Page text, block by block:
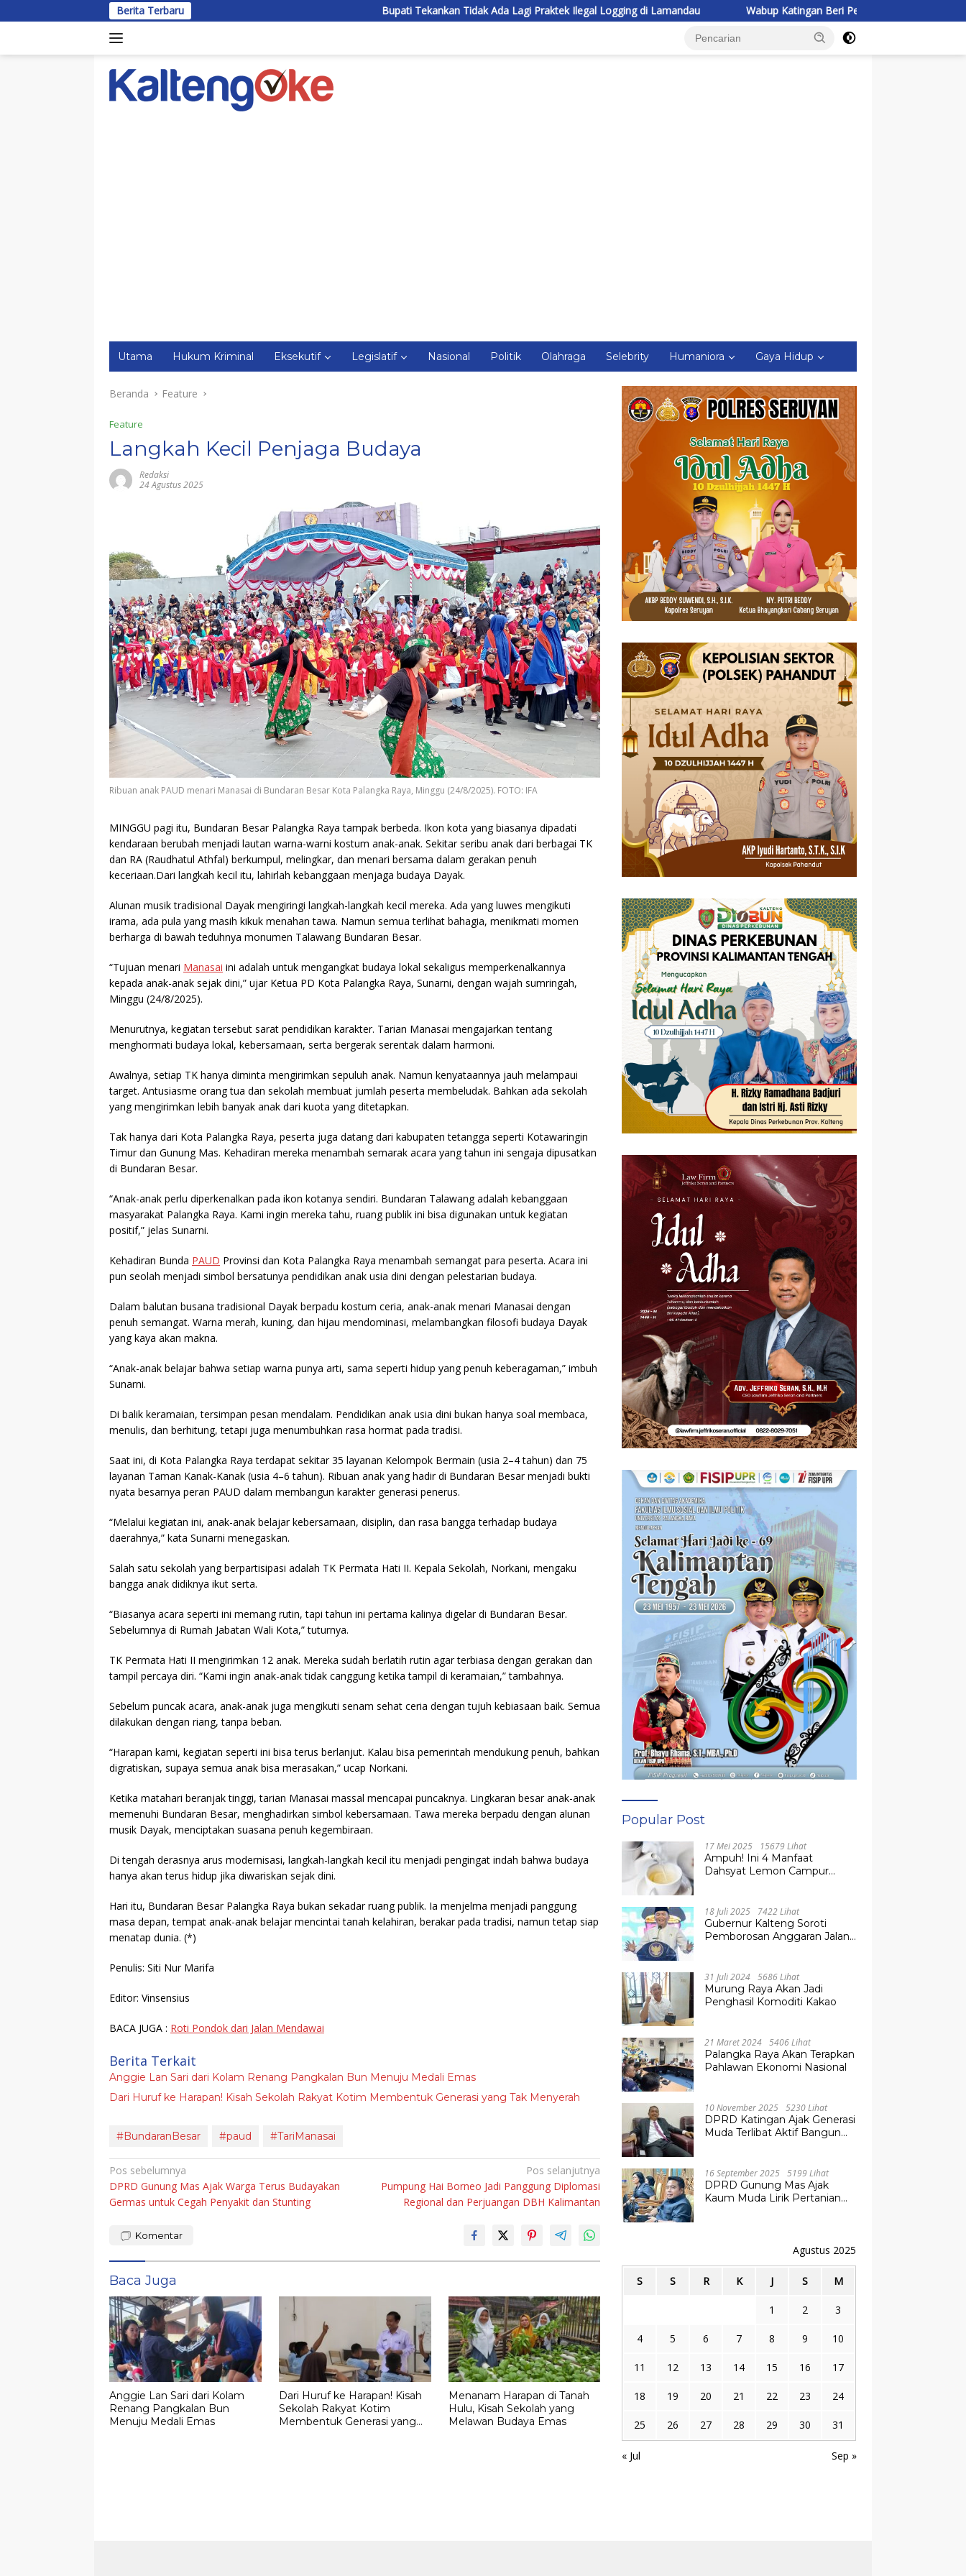
ke
Berita Terbaru Bupati Tekankan Tidak Ada Lagi Praktek Ilegal Logging di Lamandau Wabup Katingan Beri Pembekalan Kontingen Jambore Nasional
Utama Hukum Kriminal Eksekutif Legislatif Nasional Politik Olahraga Selebrity Humaniora Gaya Hidup
Beranda Feature
Feature
Langkah Kecil Penjaga Budaya
Redaksi
24 Agustus 2025
Ribuan anak PAUD menari Manasai di Bundaran Besar Kota Palangka Raya, Minggu (24/8/2025). FOTO: IFA
MINGGU pagi itu, Bundaran Besar Palangka Raya tampak berbeda. Ikon kota yang biasanya dipadati
kendaraan berubah menjadi lautan warna-warni kostum anak-anak. Sekitar seribu anak dari berbagai TK
dan RA (Raudhatul Athfal) berkumpul, melingkar, dan menari bersama dalam gerakan penuh
keceriaan.Dari langkah kecil itu, lahirlah kebanggaan menjaga budaya Dayak.
Alunan musik tradisional Dayak mengiringi langkah-langkah kecil mereka. Ada yang luwes mengikuti
irama, ada pula yang masih kikuk menahan tawa. Namun semua terlihat bahagia, menikmati momen
berharga di bawah teduhnya monumen Talawang Bundaran Besar.
“Tujuan menari Manasai ini adalah untuk mengangkat budaya lokal sekaligus memperkenalkannya
kepada anak-anak sejak dini,” ujar Ketua PD Kota Palangka Raya, Sunarni, dengan wajah sumringah,
Minggu (24/8/2025).
Menurutnya, kegiatan tersebut sarat pendidikan karakter. Tarian Manasai mengajarkan tentang
menghormati budaya lokal, kebersamaan, serta bergerak serentak dalam harmoni.
Awalnya, setiap TK hanya diminta mengirimkan sepuluh anak. Namun kenyataannya jauh melampaui
target. Antusiasme orang tua dan sekolah membuat jumlah peserta membeludak. Bahkan ada sekolah
yang mengirimkan lebih banyak anak dari kuota yang ditetapkan.
Tak hanya dari Kota Palangka Raya, peserta juga datang dari kabupaten tetangga seperti Kotawaringin
Timur dan Gunung Mas. Kehadiran mereka menambah semarak acara yang tahun ini sengaja dipusatkan
di Bundaran Besar.
“Anak-anak perlu diperkenalkan pada ikon kotanya sendiri. Bundaran Talawang adalah kebanggaan
masyarakat Palangka Raya. Kami ingin mereka tahu, ruang publik ini bisa digunakan untuk kegiatan
positif,” jelas Sunarni.
Kehadiran Bunda PAUD Provinsi dan Kota Palangka Raya menambah semangat para peserta. Acara ini
pun seolah menjadi simbol bersatunya pendidikan anak usia dini dengan pelestarian budaya.
Dalam balutan busana tradisional Dayak berpadu kostum ceria, anak-anak menari Manasai dengan
penuh semangat. Warna merah, kuning, dan hijau mendominasi, melambangkan filosofi budaya Dayak
yang kaya akan makna.
“Anak-anak belajar bahwa setiap warna punya arti, sama seperti hidup yang penuh keberagaman,” imbuh
Sunarni.
Di balik keramaian, tersimpan pesan mendalam. Pendidikan anak usia dini bukan hanya soal membaca,
menulis, dan berhitung, tetapi juga menumbuhkan rasa hormat pada tradisi.
Saat ini, di Kota Palangka Raya terdapat sekitar 35 layanan Kelompok Bermain (usia 2–4 tahun) dan 75
layanan Taman Kanak-Kanak (usia 4–6 tahun). Ribuan anak yang hadir di Bundaran Besar menjadi bukti
nyata besarnya peran PAUD dalam membangun karakter generasi penerus.
“Melalui kegiatan ini, anak-anak belajar kebersamaan, disiplin, dan rasa bangga terhadap budaya
daerahnya,” kata Sunarni menegaskan.
Salah satu sekolah yang berpartisipasi adalah TK Permata Hati II. Kepala Sekolah, Norkani, mengaku
bangga anak didiknya ikut serta.
“Biasanya acara seperti ini memang rutin, tapi tahun ini pertama kalinya digelar di Bundaran Besar.
Sebelumnya di Rumah Jabatan Wali Kota,” tuturnya.
TK Permata Hati II mengirimkan 12 anak. Mereka sudah berlatih rutin agar terbiasa dengan gerakan dan
tampil percaya diri. “Kami ingin anak-anak tidak canggung ketika tampil di keramaian,” tambahnya.
Sebelum puncak acara, anak-anak juga mengikuti senam sehat ceria dengan tujuh kebiasaan baik. Semua
dilakukan dengan riang, tanpa beban.
“Harapan kami, kegiatan seperti ini bisa terus berlanjut. Kalau bisa pemerintah mendukung penuh, bahkan
digratiskan, supaya semua anak bisa merasakan,” ucap Norkani.
Ketika matahari beranjak tinggi, tarian Manasai massal mencapai puncaknya. Lingkaran besar anak-anak
memenuhi Bundaran Besar, menghadirkan simbol kebersamaan. Tawa mereka berpadu dengan alunan
musik Dayak, menciptakan suasana penuh kegembiraan.
Di tengah derasnya arus modernisasi, langkah-langkah kecil itu menjadi pengingat indah bahwa budaya
hanya akan terus hidup jika diwariskan sejak dini.
Hari itu, Bundaran Besar Palangka Raya bukan sekadar ruang publik. Ia menjelma menjadi panggung
masa depan, tempat anak-anak belajar mencintai tanah kelahiran, berakar pada tradisi, namun tetap siap
menatap dunia. (*)
Penulis: Siti Nur Marifa
Editor: Vinsensius
BACA JUGA : Roti Pondok dari Jalan Mendawai
Berita Terkait
Anggie Lan Sari dari Kolam Renang Pangkalan Bun Menuju Medali Emas
Dari Huruf ke Harapan! Kisah Sekolah Rakyat Kotim Membentuk Generasi yang Tak Menyerah
#BundaranBesar #paud #TariManasai
Navigasi
pos
Pos sebelumnya
DPRD Gunung Mas Ajak Warga Terus Budayakan
Germas untuk Cegah Penyakit dan Stunting
Pos selanjutnya
Pumpung Hai Borneo Jadi Panggung Diplomasi
Regional dan Perjuangan DBH Kalimantan
Komentar
Baca Juga
Anggie Lan Sari dari Kolam
Renang Pangkalan Bun
Menuju Medali Emas
Dari Huruf ke Harapan! Kisah
Sekolah Rakyat Kotim
Membentuk Generasi yang
Menanam Harapan di Tanah
Hulu, Kisah Sekolah yang
Melawan Budaya Emas
Popular Post
17 Mei 2025 15679 Lihat
Ampuh! Ini 4 Manfaat
Dahsyat Lemon Campur
18 Juli 2025 7422 Lihat
Gubernur Kalteng Soroti
Pemborosan Anggaran Jalan
31 Juli 2024 5686 Lihat
Murung Raya Akan Jadi
Penghasil Komoditi Kakao
21 Maret 2024 5406 Lihat
Palangka Raya Akan Terapkan
Pahlawan Ekonomi Nasional
10 November 2025 5230 Lihat
DPRD Katingan Ajak Generasi
Muda Terlibat Aktif Bangun
16 September 2025 5199 Lihat
DPRD Gunung Mas Ajak
Kaum Muda Lirik Pertanian
Agustus 2025
S S R K J S M
1 2 3
4 5 6 7 8 9 10
11 12 13 14 15 16 17
18 19 20 21 22 23 24
25 26 27 28 29 30 31
« Jul Sep »